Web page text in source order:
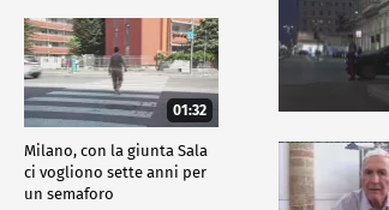
01:32
Milano, con la giunta Sala
ci vogliono sette anni per
un semaforo